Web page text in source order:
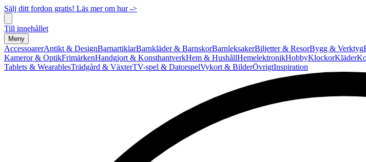
Sälj ditt fordon gratis! Läs mer om hur ->
Till innehållet
Meny
AccessoarerAntikt & DesignBarnartiklarBarnkläder & BarnskorBarnleksakerBiljetter & ResorBygg & Verktyg
Kameror & OptikFrimärkenHandgjort & KonsthantverkHem & HushållHemelektronikHobbyKlockorKläder
Tablets & WearablesTrädgård & VäxterTV-spel & DatorspelVykort & BilderÖvrigtInspiration